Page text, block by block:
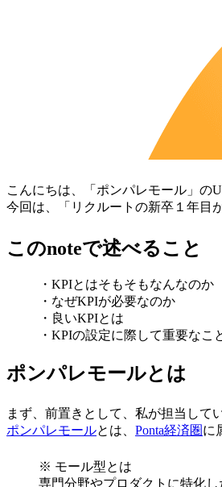
こんにちは、「ポンパレモール」の
今回は、「リクルートの新卒１年目
このnoteで述べること
・KPIとはそもそもなんなのか
・なぜKPIが必要なのか
・良いKPIとは
・KPIの設定に際して重要なこ
ポンパレモールとは
まず、前置きとして、私が担当して
ポンパレモールとは、 Ponta経済圏 に
※ モール型とは
専門分野やプロダクトに特化